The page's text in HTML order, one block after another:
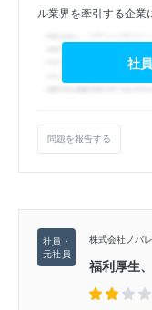
ル業界を牽引する企業
社
問題を報告する
株式会社ノバ
福利厚生